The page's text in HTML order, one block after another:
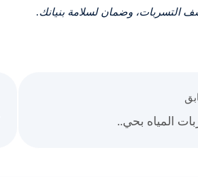
التسربات، وضمان لسلامة بنيانك.
المياه بحي..